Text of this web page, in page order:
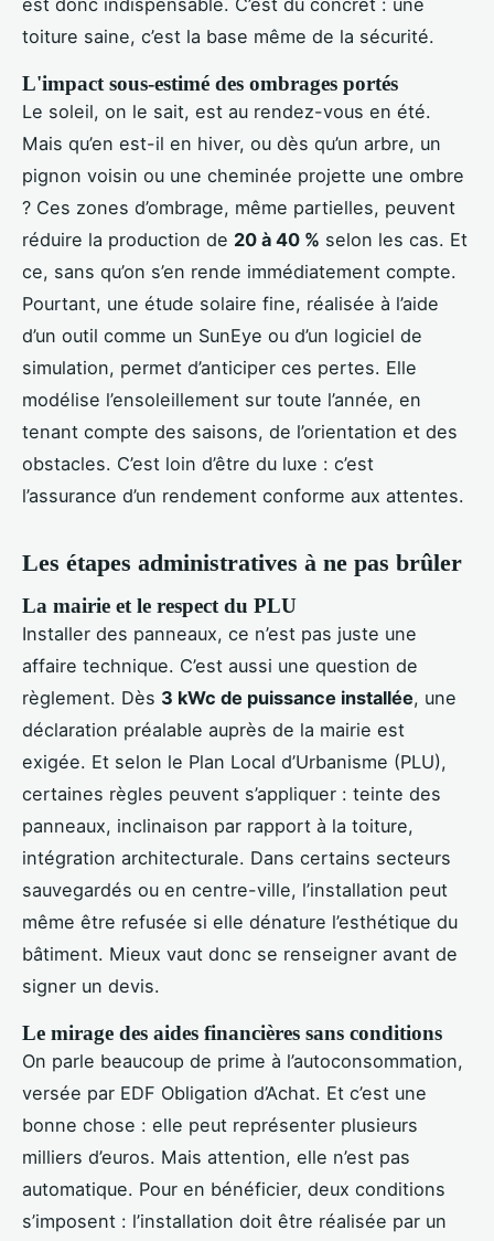
est donc indispensable. C’est du concret : une
toiture saine, c’est la base même de la sécurité.
L'impact sous-estimé des ombrages portés
Le soleil, on le sait, est au rendez-vous en été.
Mais qu’en est-il en hiver, ou dès qu’un arbre, un
pignon voisin ou une cheminée projette une ombre
? Ces zones d’ombrage, même partielles, peuvent
réduire la production de 20 à 40 % selon les cas. Et
ce, sans qu’on s’en rende immédiatement compte.
Pourtant, une étude solaire fine, réalisée à l’aide
d’un outil comme un SunEye ou d’un logiciel de
simulation, permet d’anticiper ces pertes. Elle
modélise l’ensoleillement sur toute l’année, en
tenant compte des saisons, de l’orientation et des
obstacles. C’est loin d’être du luxe : c’est
l’assurance d’un rendement conforme aux attentes.
Les étapes administratives à ne pas brûler
La mairie et le respect du PLU
Installer des panneaux, ce n’est pas juste une
affaire technique. C’est aussi une question de
règlement. Dès 3 kWc de puissance installée, une
déclaration préalable auprès de la mairie est
exigée. Et selon le Plan Local d’Urbanisme (PLU),
certaines règles peuvent s’appliquer : teinte des
panneaux, inclinaison par rapport à la toiture,
intégration architecturale. Dans certains secteurs
sauvegardés ou en centre-ville, l’installation peut
même être refusée si elle dénature l’esthétique du
bâtiment. Mieux vaut donc se renseigner avant de
signer un devis.
Le mirage des aides financières sans conditions
On parle beaucoup de prime à l’autoconsommation,
versée par EDF Obligation d’Achat. Et c’est une
bonne chose : elle peut représenter plusieurs
milliers d’euros. Mais attention, elle n’est pas
automatique. Pour en bénéficier, deux conditions
s’imposent : l’installation doit être réalisée par un